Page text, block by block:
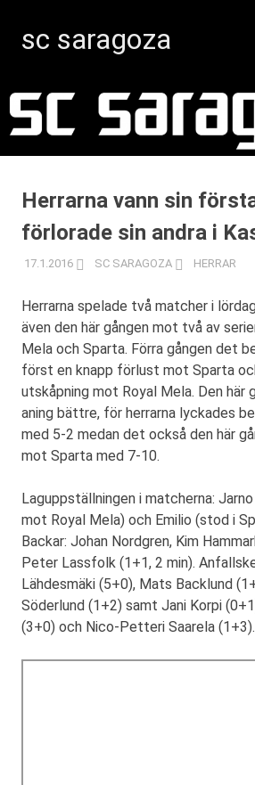
innehåll
sc saragoza
Kristinestad
sedan
Herrarna vann sin
förlorade sin andra i
17.1.2016 SC SARAGOZA HERRAR
Herrarna spelade två matcher i
även den här gången mot två av
Mela och Sparta. Förra gången det
först en knapp förlust mot Sparta
utskåpning mot Royal Mela. Den här
aning bättre, för herrarna lyckades
med 5-2 medan det också den här
mot Sparta med 7-10.
Laguppställningen i matcherna:
mot Royal Mela) och Emilio (stod i
Backar: Johan Nordgren, Kim
Peter Lassfolk (1+1, 2 min).
Lähdesmäki (5+0), Mats Backlund
Söderlund (1+2) samt Jani Korpi
(3+0) och Nico-Petteri Saarela (1+3).